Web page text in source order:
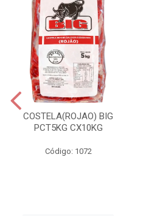
COSTELA(ROJAO) BIG
PCT5KG CX10KG
Código: 1072